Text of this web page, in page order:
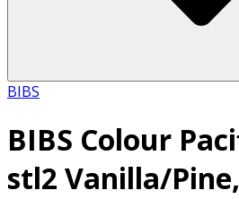
BIBS
BIBS Colour
stl2 Vanilla/